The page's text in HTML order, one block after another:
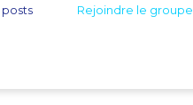
posts Rejoindre le groupe